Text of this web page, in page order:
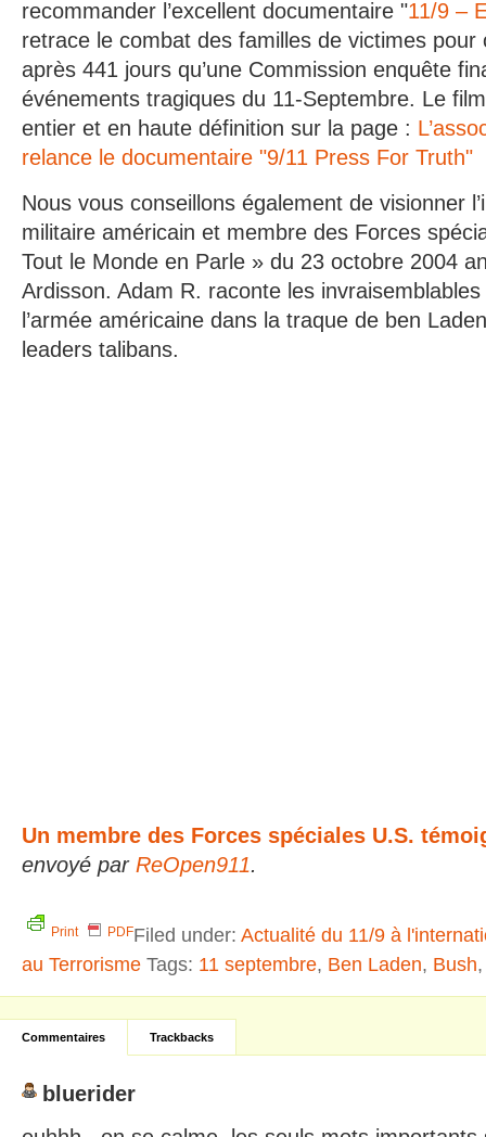
recommander l’excellent documentaire "11/9 –
retrace le combat des familles de victimes pour
après 441 jours qu’une Commission enquête
événements tragiques du 11-Septembre. Le
entier et en haute définition sur la page :
relance le documentaire "9/11 Press For Truth"
Nous vous conseillons également de visionner
militaire américain et membre des Forces
Tout le Monde en Parle » du 23 octobre 2004
Ardisson. Adam R. raconte les invraisemblables
l’armée américaine dans la traque de ben
leaders talibans.
Un membre des Forces spéciales U.S.
envoyé par ReOpen911.
Print PDFFiled under: Actualité du 11/9 à
au Terrorisme Tags: 11 septembre, Ben Laden, Bush
Commentaires Trackbacks
bluerider